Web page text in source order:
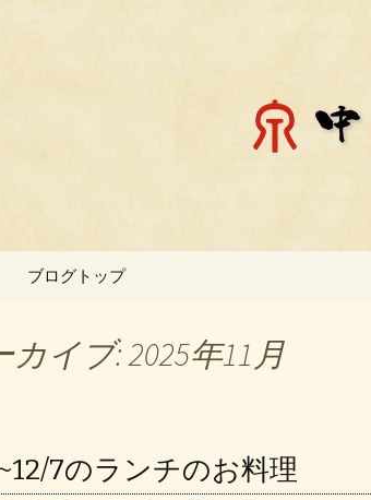
県御殿場
のお知らせ
ブログトップ
カイブ: 2025年11月
7のランチのお料理